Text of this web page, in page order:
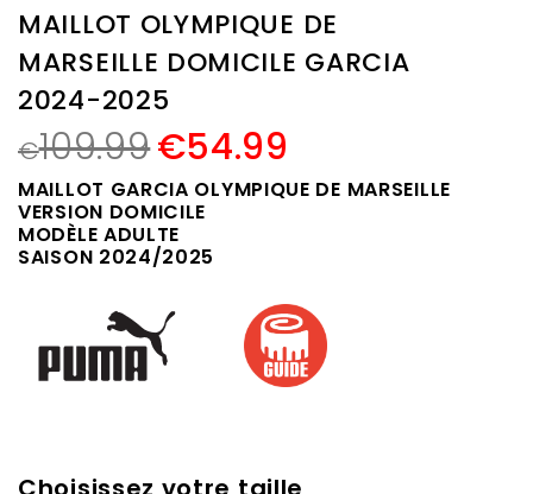
MAILLOT OLYMPIQUE DE
MARSEILLE DOMICILE GARCIA
2024-2025
€109.99€54.99
MAILLOT GARCIA OLYMPIQUE DE MARSEILLE
VERSION DOMICILE
MODÈLE ADULTE
SAISON 2024/2025